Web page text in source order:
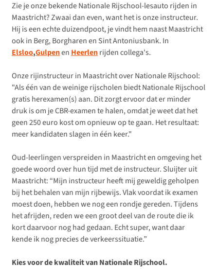
Zie je onze bekende Nationale Rijschool-lesauto rijden in
Maastricht? Zwaai dan even, want het is onze instructeur.
Hij is een echte duizendpoot, je vindt hem naast Maastricht
ook in Berg, Borgharen en Sint Antoniusbank. In
Elsloo,Gulpenen Heerlenrijden collega's.
Onze rijinstructeur in Maastricht over Nationale Rijschool:
"Als één van de weinige rijscholen biedt Nationale Rijschool
gratis herexamen(s) aan. Dit zorgt ervoor dat er minder
druk is om je CBR-examen te halen, omdat je weet dat het
geen 250 euro kost om opnieuw op te gaan. Het resultaat:
meer kandidaten slagen in één keer."
Oud-leerlingen verspreiden in Maastricht en omgeving het
goede woord over hun tijd met de instructeur. Sluijter uit
Maastricht: “Mijn instructeur heeft mij geweldig geholpen
bij het behalen van mijn rijbewijs. Vlak voordat ik examen
moest doen, hebben we nog een rondje gereden. Tijdens
het afrijden, reden we een groot deel van de route die ik
kort daarvoor nog had gedaan. Echt super, want daar
kende ik nog precies de verkeerssituatie.”
Kies voor de kwaliteit van Nationale Rijschool.